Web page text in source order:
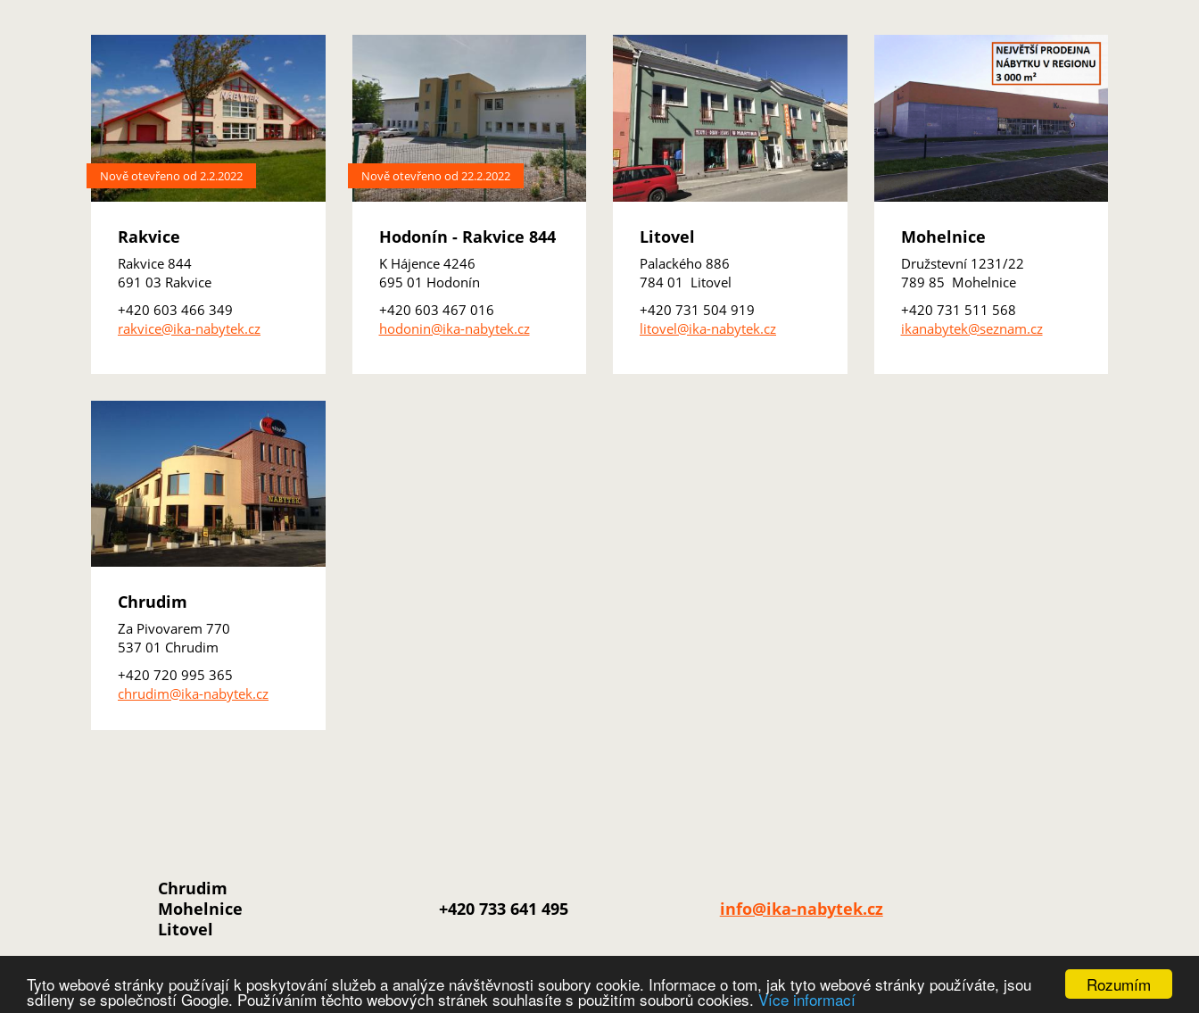
Rozumím
Tyto webové stránky používají k poskytování služeb a analýze návštěvnosti soubory cookie. Informace o tom, jak tyto webové stránky používáte, jsou
sdíleny se společností Google. Používáním těchto webových stránek souhlasíte s použitím souborů cookies. Více informací
Nově otevřeno od 2.2.2022
Rakvice
Rakvice 844
691 03 Rakvice
+420 603 466 349
rakvice@ika-nabytek.cz
Nově otevřeno od 22.2.2022
Hodonín - Rakvice 844
K Hájence 4246
695 01 Hodonín
+420 603 467 016
hodonin@ika-nabytek.cz
Litovel
Palackého 886
784 01 Litovel
+420 731 504 919
litovel@ika-nabytek.cz
Mohelnice
Družstevní 1231/22
789 85 Mohelnice
+420 731 511 568
ikanabytek@seznam.cz
Chrudim
Za Pivovarem 770
537 01 Chrudim
+420 720 995 365
chrudim@ika-nabytek.cz
Chrudim
Mohelnice
Litovel
+420 733 641 495 info@ika-nabytek.cz
Copyright © 2019 - Interiéry.Kuchyně.a nábytek s.r.o. Obchodní podmínky | Podmínky užití Mapa stránek